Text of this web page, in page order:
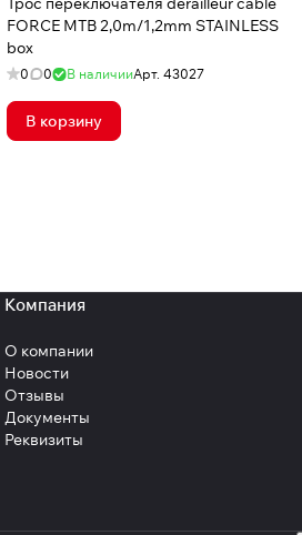
FORCE MTB 2,0m/1,2mm STAINLESS
box
0 0 В наличииАрт.43027
В корзину
Компания
О компании
Новости
Отзывы
Документы
Реквизиты